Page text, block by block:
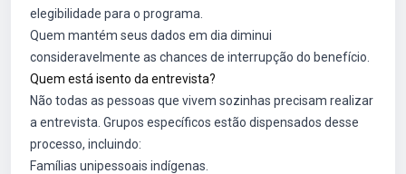
elegibilidade para o programa.
Quem mantém seus dados em dia diminui
consideravelmente as chances de interrupção do benefício.
Quem está isento da entrevista?
Não todas as pessoas que vivem sozinhas precisam realizar
a entrevista. Grupos específicos estão dispensados desse
processo, incluindo:
Famílias unipessoais indígenas.